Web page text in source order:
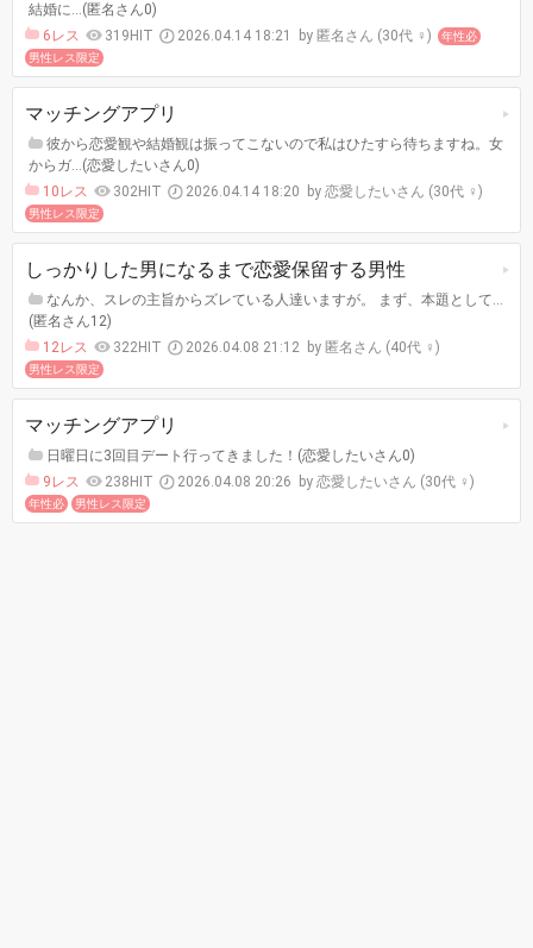
結婚に…(匿名さん0)
6レス
319HIT 2026.04.14 18:21 匿名さん (30代 ♀)
年性必
男性レス限定
マッチングアプリ
彼から恋愛観や結婚観は振ってこないので私はひたすら待ちますね。女
からガ…(恋愛したいさん0)
10レス
302HIT 2026.04.14 18:20 恋愛したいさん (30代 ♀)
男性レス限定
しっかりした男になるまで恋愛保留する男性
なんか、スレの主旨からズレている人達いますが。 まず、本題として…
(匿名さん12)
12レス
322HIT 2026.04.08 21:12 匿名さん (40代 ♀)
男性レス限定
マッチングアプリ
日曜日に3回目デート行ってきました！(恋愛したいさん0)
9レス
238HIT 2026.04.08 20:26 恋愛したいさん (30代 ♀)
年性必 男性レス限定